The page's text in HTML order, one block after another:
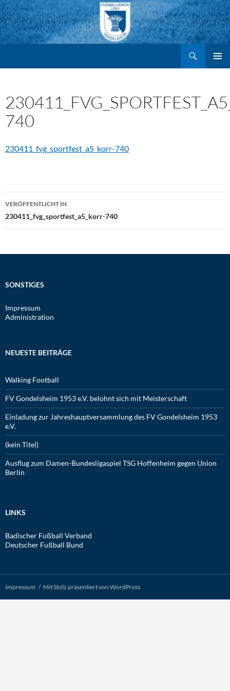
Zum
Inhalt
springen
740
230411_fvg_sportfest_a5_korr-740
Beitragsnavigation
VERÖFFENTLICHT IN
230411_fvg_sportfest_a5_korr-740
SONSTIGES
Impressum
Administration
NEUESTE BEITRÄGE
Walking Football
FV Gondelsheim 1953 e.V. belohnt sich mit Meisterschaft
Einladung zur Jahreshauptversammlung des FV Gondelsheim 1953
e.V.
(kein Titel)
Ausflug zum Damen-Bundesligaspiel TSG Hoffenheim gegen Union
Berlin
LINKS
Badischer Fußball Verband
Deutscher Fußball Bund
Impressum Mit Stolz präsentiert von WordPress